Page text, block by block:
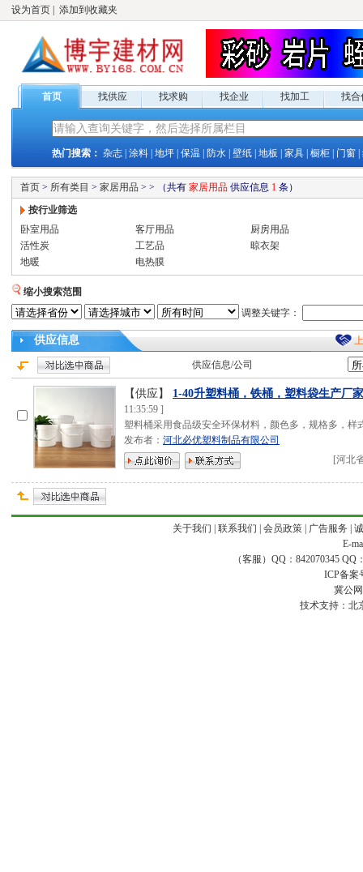
设为首页 添加到收藏夹
首页 找供应 找求购 找企业 找加工 找合
热门搜索： 杂志 涂料 地坪 保温 防水 壁纸 地板 家具 橱柜 门窗
首页 > 所有类目 > 家居用品 > > （共有 家居用品 供应信息 1 条）
按行业筛选
卧室用品
客厅用品
厨房用品
活性炭
工艺品
晾衣架
地暖
电热膜
缩小搜索范围
调整关键字：
供应信息
供应信息/公司
【供应】 1-40升塑料桶，铁桶，塑料袋生产厂
11:35:59 ]
塑料桶采用食品级安全环保材料，颜色多，规格多，样
发布者： 河北必优塑料制品有限公司
[河北
关于我们 联系我们 会员政策| 广告服务
E-
（客服）QQ：842070345 QQ
ICP备案
冀公
技术支持： 北